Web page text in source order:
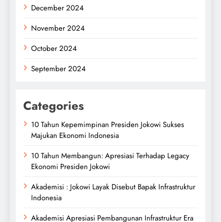
December 2024
November 2024
October 2024
September 2024
Categories
10 Tahun Kepemimpinan Presiden Jokowi Sukses
Majukan Ekonomi Indonesia
10 Tahun Membangun: Apresiasi Terhadap Legacy
Ekonomi Presiden Jokowi
Akademisi : Jokowi Layak Disebut Bapak Infrastruktur
Indonesia
Akademisi Apresiasi Pembangunan Infrastruktur Era